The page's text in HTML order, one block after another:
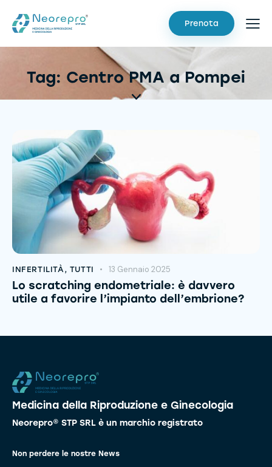
Prenota
Tag: Centro PMA a Pompei
INFERTILITÀ, TUTTI 13 Gennaio 2025
Lo scratching endometriale: è davvero
utile a favorire l’impianto dell’embrione?
Medicina della Riproduzione e Ginecologia
Neorepro® STP SRL è un marchio registrato
Non perdere le nostre News